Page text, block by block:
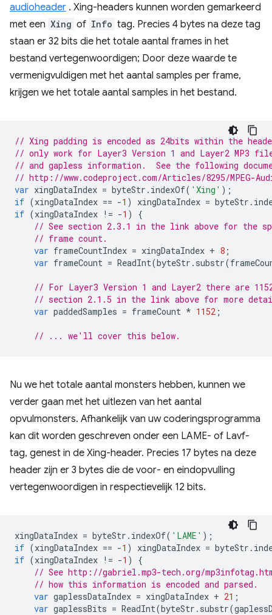
audioheader . Xing-headers kunnen worden gemarkeerd
met een Xing of Info tag. Precies 4 bytes na deze tag
staan ​​er 32 bits die het totale aantal frames in het
bestand vertegenwoordigen; Door deze waarde te
vermenigvuldigen met het aantal samples per frame,
krijgen we het totale aantal samples in het bestand.
// Xing padding is encoded as 24bits within the
// only work for Layer3 Version 1 and Layer2 MP3
// and gapless information.  See the following
// http://www.codeproject.com/Articles/8295/MPEG-
var xingDataIndex = byteStr . indexOf( 'Xing' );
if (xingDataIndex == -1 ) xingDataIndex = byteStr .
if (xingDataIndex != -1 )
{
// See section 2.3.1 in the link above for the
// frame count.
var frameCountIndex = xingDataIndex + 8 ;
var frameCount = ReadInt(byteStr . substr(
// For Layer3 Version 1 and Layer2 there are
// section 2.1.5 in the link above for more
var paddedSamples = frameCount * 1152 ;
// ... we'll cover this below.
Nu we het totale aantal monsters hebben, kunnen we
verder gaan met het uitlezen van het aantal
opvulmonsters. Afhankelijk van uw coderingsprogramma
kan dit worden geschreven onder een LAME- of Lavf-
tag, genest in de Xing-header. Precies 17 bytes na deze
header zijn er 3 bytes die de voor- en eindopvulling
vertegenwoordigen in respectievelijk 12 bits.
xingDataIndex = byteStr . indexOf( 'LAME' );
if (xingDataIndex == -1 ) xingDataIndex = byteStr .
if (xingDataIndex != -1 )
{
// See http://gabriel.mp3-tech.org/
// how this information is encoded and parsed.
var gaplessDataIndex = xingDataIndex + 21 ;
var gaplessBits = ReadInt(byteStr . substr(